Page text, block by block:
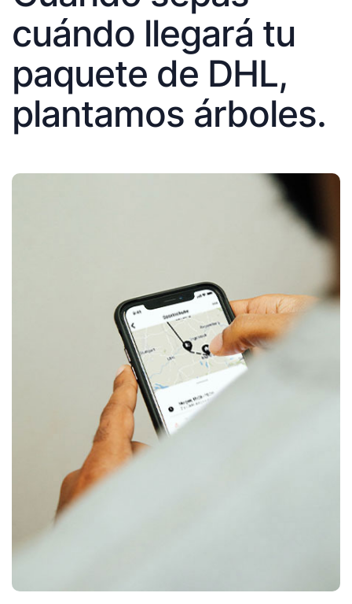
cuándo llegará tu
paquete de DHL,
plantamos árboles.